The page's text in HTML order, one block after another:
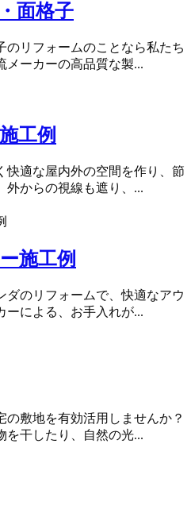
面格子
のリフォームのことなら私たち
メーカーの高品質な製...
工例
快適な屋内外の空間を作り、節
外からの視線も遮り、...
施工例
ダのリフォームで、快適なアウ
ーによる、お手入れが...
敷地を有効活用しませんか？
を干したり、自然の光...